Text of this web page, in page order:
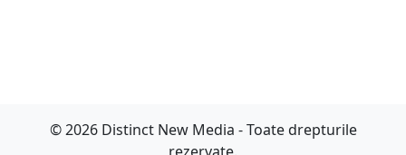
© 2026 Distinct New Media - Toate drepturile